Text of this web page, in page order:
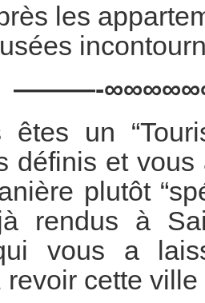
les
———-
êtes un
définis et
plutôt
rendus à
vous a
revoir cette